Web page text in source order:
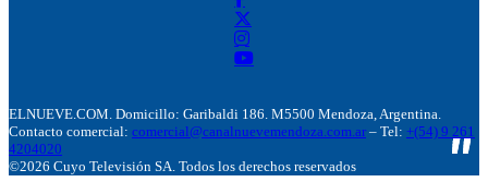
ELNUEVE.COM. Domicillo: Garibaldi 186. M5500 Mendoza, Argentina.
Contacto comercial: comercial@canalnuevemendoza.com.ar – Tel: +(54) 9 261
4204020
©2026 Cuyo Televisión SA. Todos los derechos reservados